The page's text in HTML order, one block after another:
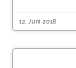
12. Juni 2018